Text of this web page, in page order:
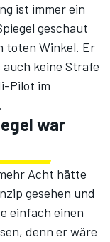
ist immer ein
geschaut
toten Winkel. Er
auch keine Strafe
Pilot im
war
Acht hätte
gesehen und
einfach einen
denn er wäre